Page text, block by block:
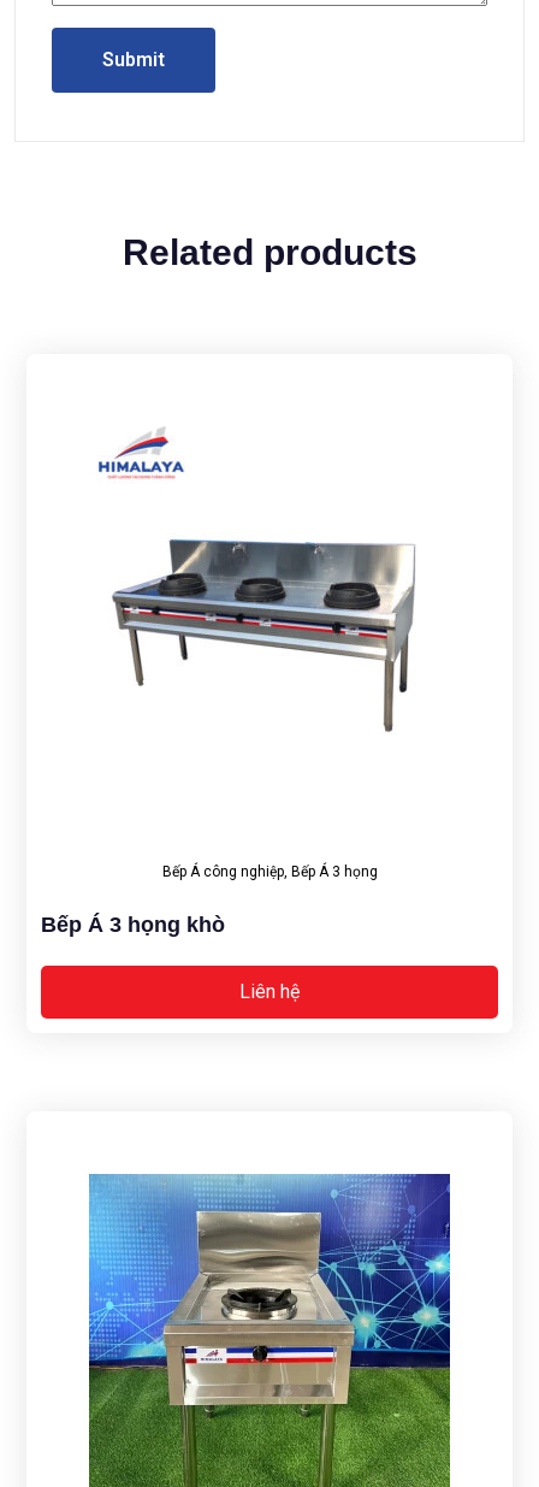
Related products
Bếp Á công nghiệp, Bếp Á 3 họng
Bếp Á 3 họng khò
Liên hệ